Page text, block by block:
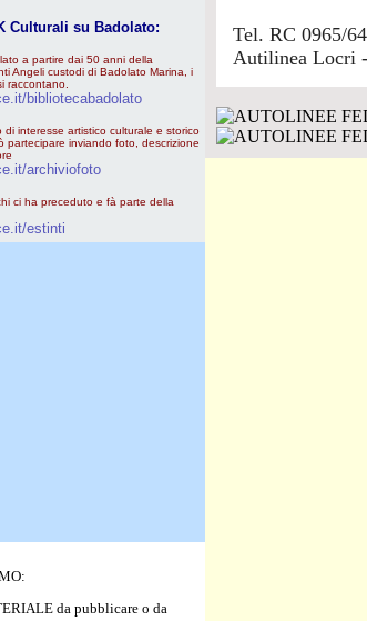
Culturali su Badolato:
a partire dai 50 anni della
Angeli custodi di Badolato Marina, i
raccontano.
bibliotecabadolato
di interesse artistico culturale e storico
partecipare inviando foto, descrizione
archiviofoto
ci ha preceduto e fà parte della
estinti
da pubblicare o da
Tel. RC 0965/
Autilinea Locri